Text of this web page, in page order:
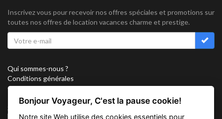
Inscrivez vous pour recevoir nos offres spéciales et promotions sur
toutes nos offres de location vacances charme et prestige.
Qui sommes-nous ?
Conditions générales
Confidentialité
Partenariat
Sitemap
Bonjour Voyageur, C'est la pause cookie!
Notre site Web utilise des cookies essentiels pour